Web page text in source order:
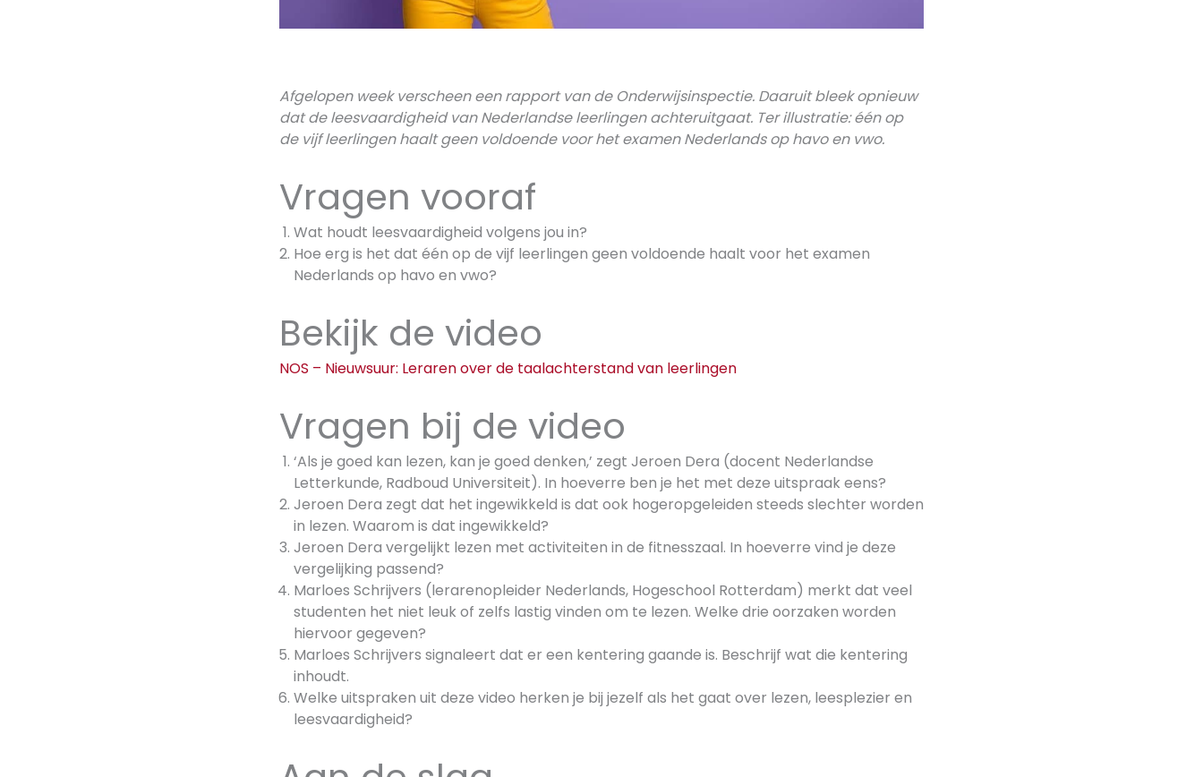
Afgelopen week verscheen een rapport van de Onderwijsinspectie. Daaruit bleek opnieuw
dat de leesvaardigheid van Nederlandse leerlingen achteruitgaat. Ter illustratie: één op
de vijf leerlingen haalt geen voldoende voor het examen Nederlands op havo en vwo.
Vragen vooraf
Wat houdt leesvaardigheid volgens jou in?
Hoe erg is het dat één op de vijf leerlingen geen voldoende haalt voor het examen
Nederlands op havo en vwo?
Bekijk de video
NOS – Nieuwsuur: Leraren over de taalachterstand van leerlingen
Vragen bij de video
‘Als je goed kan lezen, kan je goed denken,’ zegt Jeroen Dera (docent Nederlandse
Letterkunde, Radboud Universiteit). In hoeverre ben je het met deze uitspraak eens?
Jeroen Dera zegt dat het ingewikkeld is dat ook hogeropgeleiden steeds slechter worden
in lezen. Waarom is dat ingewikkeld?
Jeroen Dera vergelijkt lezen met activiteiten in de fitnesszaal. In hoeverre vind je deze
vergelijking passend?
Marloes Schrijvers (lerarenopleider Nederlands, Hogeschool Rotterdam) merkt dat veel
studenten het niet leuk of zelfs lastig vinden om te lezen. Welke drie oorzaken worden
hiervoor gegeven?
Marloes Schrijvers signaleert dat er een kentering gaande is. Beschrijf wat die kentering
inhoudt.
Welke uitspraken uit deze video herken je bij jezelf als het gaat over lezen, leesplezier en
leesvaardigheid?